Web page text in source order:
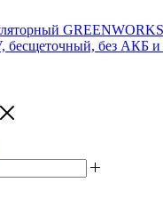
бесщеточный, без АКБ